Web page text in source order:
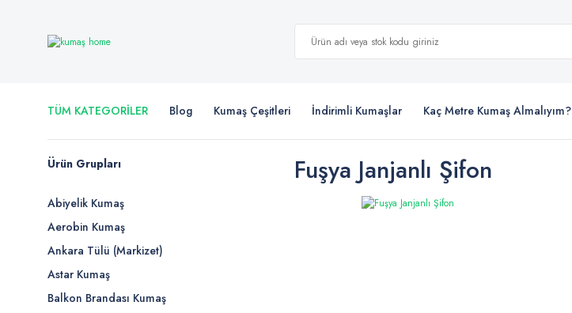
TÜM KATEGORİLER Blog Kumaş Çeşitleri İndirimli Kumaşlar Kaç Metre Kumaş Almalıyım?
Ürün Grupları
Abiyelik Kumaş
Aerobin Kumaş
Ankara Tülü (Markizet)
Astar Kumaş
Balkon Brandası Kumaş
Fuşya Janjanlı Şifon